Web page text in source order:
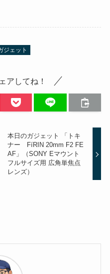
ジェット
アしてね！
本日のガジェット 「トキ
ナー FíRIN 20mm F2 FE
AF」（SONY Eマウント
フルサイズ用 広角単焦点
レンズ）